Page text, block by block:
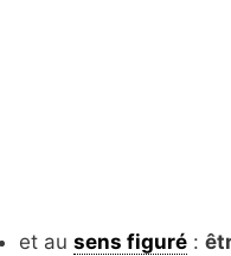
et au sens figuré :